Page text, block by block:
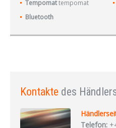
Tempomat tempomat
Bluetooth
Kontakte des
Telefon: